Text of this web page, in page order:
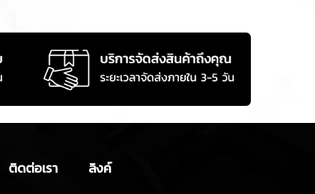
ติดต่อเรา ลิงค์